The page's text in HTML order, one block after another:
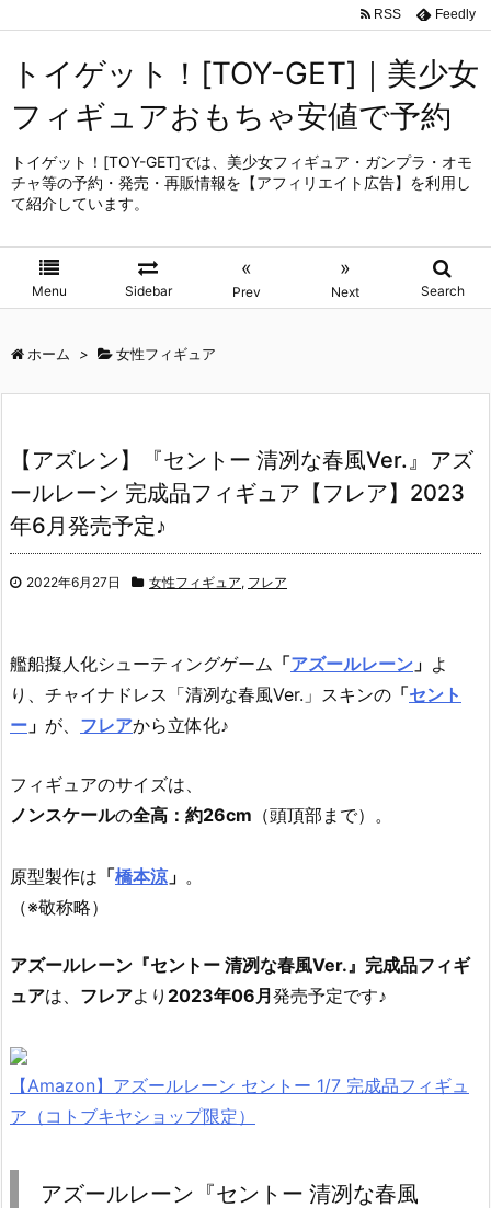
トイゲット！[TOY-GET]｜美少女
フィギュアおもちゃ安値で予約
トイゲット！[TOY-GET]では、美少女フィギュア・ガンプラ・オモ
チャ等の予約・発売・再販情報を【アフィリエイト広告】を利用し
て紹介しています。
Menu Sidebar
«
Prev
»
Next Search
RSS Feedly
ホーム > 女性フィギュア
【アズレン】『セントー 清冽な春風Ver.』アズ
ールレーン 完成品フィギュア【フレア】2023
年6月発売予定♪
2022年6月27日 女性フィギュア, フレア
艦船擬人化シューティングゲーム 「アズールレーン 」 よ
り、チャイナドレス「清冽な春風Ver.」スキンの 「セント
ー 」 が、 フレアから立体化♪
フィギュアのサイズは、
ノンスケールの全高：約26cm （頭頂部まで）。
原型製作は 「橋本涼 」 。
（※敬称略）
アズールレーン『セントー 清冽な春風Ver.』完成品フィギ
ュアは、 フレアより 2023年06月 発売予定です♪
【Amazon】アズールレーン セントー 1/7 完成品フィギュ
ア（コトブキヤショップ限定）
アズールレーン『セントー 清冽な春風